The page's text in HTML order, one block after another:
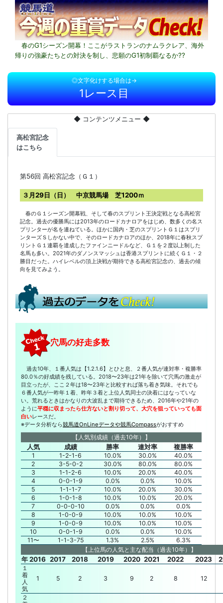
春のG1シーズン開幕！ここがラストランのナムラクレア、海外
帰りの強豪たちとの対決を制し、悲願のG1初制覇なるか??
◎文字化けする場合は→
1レース目
◆ コンテンツメニュー ◆
高松宮記念
はこちら
第56回 高松宮記念（Ｇ１）
３月29日（日） 中京競馬場 芝1200ｍ
春のＧ１シーズン開幕戦、そして春のスプリント王決定戦となる高松宮
記念。過去の優勝馬には2013年のロードカナロアをはじめ、数多くの名ス
プリンターが名を連ねている。ほかに国内・芝のスプリントＧ１はスプリ
ンターズＳしかない中で、そのロードカナロアのほか、2018年に春秋スプ
リントＧ１連覇を達成したファインニードルなど、Ｇ１を２度以上制した
名馬も多い。2021年のダノンスマッシュは香港スプリントに続くＧ１・２
勝目だった。ハイレベルの頂上決戦が期待できる高松宮記念の、過去の傾
向を見てみよう。
穴馬の好走多数
過去10年、１番人気は【1.2.1.6】とひと息、２番人気が連対率・複勝率
80.0％の好成績を残している。2018〜23年は21年を除いて穴馬の激走が
目立ったが、ここ２年は18〜23年と比較すれば落ち着き気味。それでも
６番人気が一昨年１着、昨年３着と上位人気同士の決着にはなっていな
い。荒れるときはかなりの大波乱まで期待できるため、2016年や21年の
ように平穏に収まったら仕方ないと割り切って、大穴を狙っていっても面
白いレースだ。
※データ分析なら競馬道OnLineデータや競馬Compassがおすすめ
【人気別成績（過去10年）】
人気 成績 勝率 連対率 複勝率
1 1-2-1-6 10.0% 30.0%
40.0%
2
3-5-0-2 30.0% 80.0%
80.0%
3
1-1-2-6 10.0% 20.0%
40.0%
4
0-0-1-9 0.0% 0.0%
10.0%
5
1-1-1-7 10.0% 20.0%
30.0%
6
1-0-1-8 10.0% 10.0%
20.0%
7
0-0-0-10 0.0% 0.0%
0.0%
8
1-0-0-9 10.0% 10.0%
10.0%
9
1-0-0-9 10.0% 10.0%
10.0%
10
0-0-1-9 0.0% 0.0%
10.0%
11〜
1-1-3-75 1.3% 2.5%
6.3%
【上位馬の人気と主な配当（過去10年）】
年2016 2017 2018 2019 2020 2021 2022 2023
１
着
人
気
1 5 2 3 9 2 8 12
２